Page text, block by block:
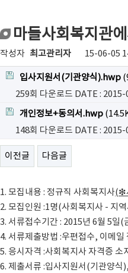
마들사회복지관
작성자 최고관리자 15-06-05
입사지원서(기관양식).hwp
259회 다운로드 DATE :
개인정보+동의서.hwp
148회 다운로드 DATE :
이전글 다음글
1. 모집내용 : 정규직 사회복지사(❇
2. 모집인원 :1명(사회복지사 - 지
3. 서류접수기간 : 2015년 6월 5일
4. 서류제출방법 :우편접수, 이메일
5. 응시자격 :사회복지사 자격증
6. 제출서류 :입사지원서(기관양